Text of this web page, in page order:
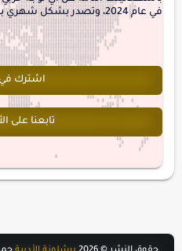
في عام 2024، وتصدر بشكل شهري باللغتين العربية والإنجليزية.
اشترك في
تابعنا على